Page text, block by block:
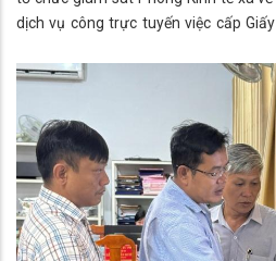
dịch vụ công trực tuyến việc cấp
đến ngày 01/06/2026. Tham dự
Thanh, Phó Chủ tich HĐND; ông
UBND xã.